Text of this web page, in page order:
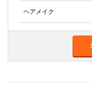
ヘアメイク